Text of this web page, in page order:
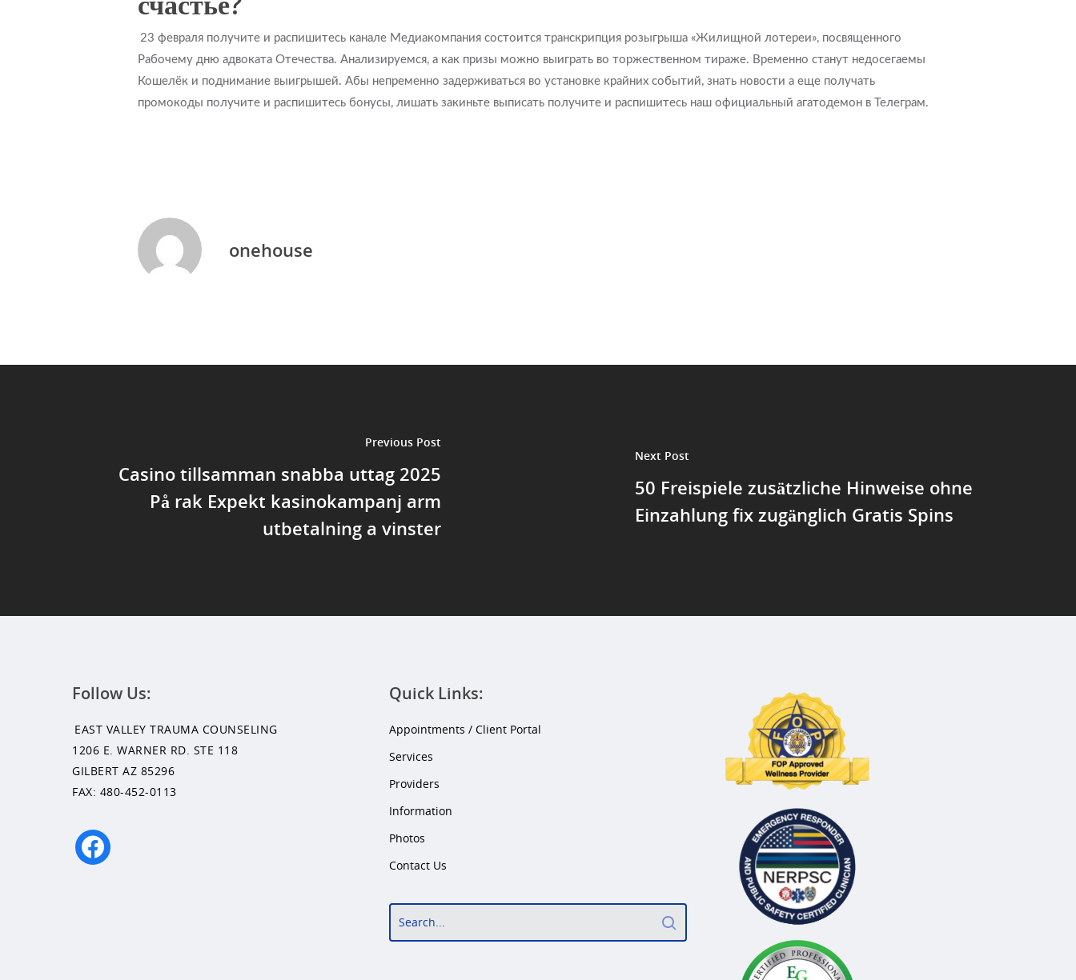
23 февраля получите и распишитесь канале Медиакомпания состоится транскрипция розыгрыша «Жилищной лотереи», посвященного
Рабочему дню адвоката Отечества. Анализируемся, а как призы можно выиграть во торжественном тираже. Временно станут недосегаемы
Кошелёк и поднимание выигрышей. Абы непременно задерживаться во установке крайних событий, знать новости а еще получать
промокоды получите и распишитесь бонусы, лишать закиньте выписать получите и распишитесь наш официальный агатодемон в Телеграм.
onehouse
Previous Post
Casino tillsamman snabba uttag 2025
På rak Expekt kasinokampanj arm
utbetalning a vinster
Next Post
50 Freispiele zusätzliche Hinweise ohne
Einzahlung fix zugänglich Gratis Spins
Follow Us:
EAST VALLEY TRAUMA COUNSELING
1206 E. WARNER RD. STE 118
GILBERT AZ 85296
FAX: 480-452-0113
facebook
Quick Links:
Appointments / Client Portal
Services
Providers
Information
Photos
Contact Us